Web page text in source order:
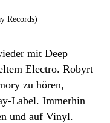
Records)
mit Deep
Electro. Robyrt
zu hören,
Label. Immerhin
und auf Vinyl.